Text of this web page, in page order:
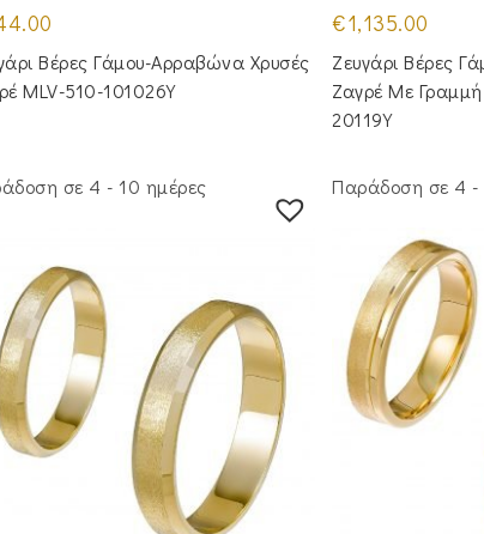
Βέρες Γάμου-Αρραβώνα Χρυσές
MLV-510-101026Y
€1,135.00
Ζευγάρι Βέρες
Ζαγρέ Με
20119Y
σε 4 - 10 ημέρες Παράδοση σε 4 -